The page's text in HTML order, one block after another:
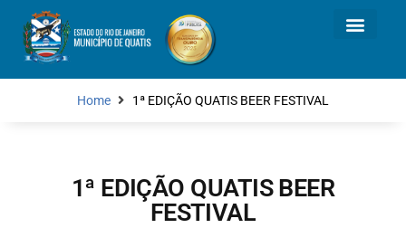
Home 1ª EDIÇÃO QUATIS BEER FESTIVAL
1ª EDIÇÃO QUATIS BEER
FESTIVAL